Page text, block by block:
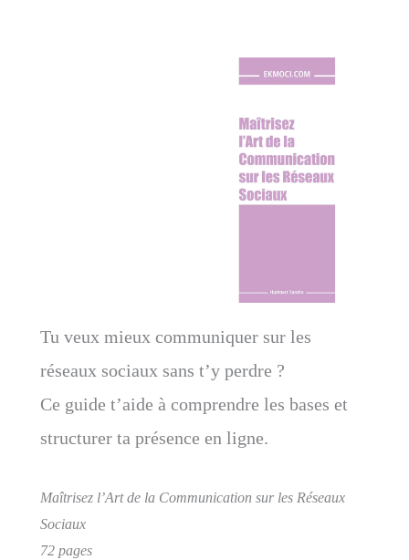
Tu veux mieux communiquer sur les
réseaux sociaux sans t’y perdre ?
Ce guide t’aide à comprendre les bases et
structurer ta présence en ligne.
Maîtrisez l’Art de la Communication sur les Réseaux
Sociaux
72 pages